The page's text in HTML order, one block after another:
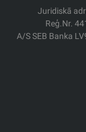
Juridiskā
Reģ.Nr.
A/S SEB Banka